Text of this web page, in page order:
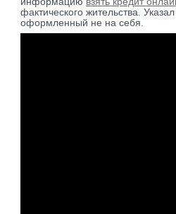
фактического жительства.
оформленный не на себя.